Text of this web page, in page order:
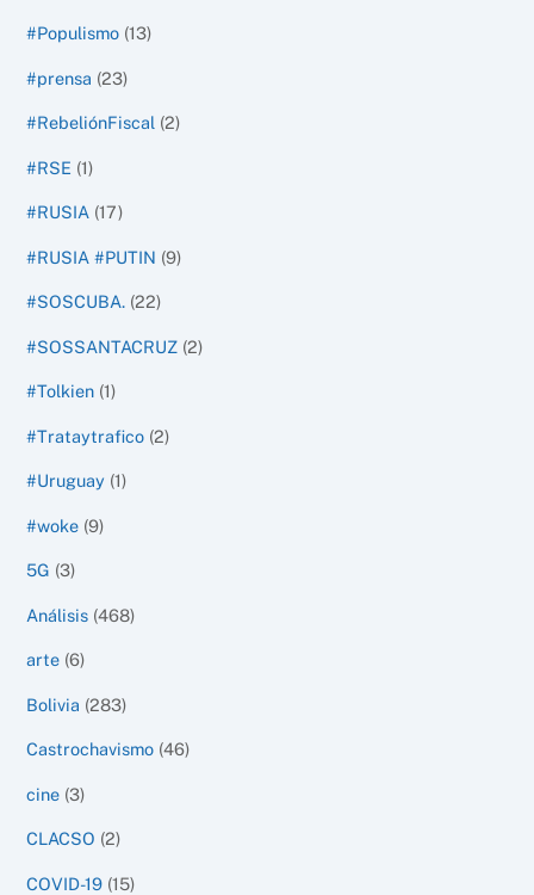
#Populismo (13)
#prensa (23)
#RebeliónFiscal (2)
#RSE (1)
#RUSIA (17)
#RUSIA #PUTIN (9)
#SOSCUBA. (22)
#SOSSANTACRUZ (2)
#Tolkien (1)
#Trataytrafico (2)
#Uruguay (1)
#woke (9)
5G (3)
Análisis (468)
arte (6)
Bolivia (283)
Castrochavismo (46)
cine (3)
CLACSO (2)
COVID-19 (15)